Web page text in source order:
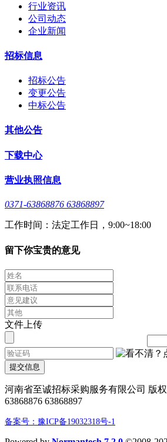
行业资讯
公司动态
企业新闻
招标信息
招标公告
变更公告
中标公告
其他公告
下载中心
营业执照信息
0371-63868876 63868897
工作时间：法定工作日，9:00~18:00
留下你宝贵的意见
文件上传
提交信息
河南省至诚招标采购服务有限公司 版权
63868876 63868897
备案号：豫ICP备19032318号-1